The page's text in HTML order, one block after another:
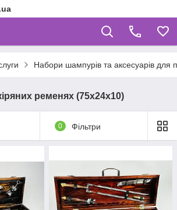
Набори шампурів та аксесуарів для
ременях (75x24x10)
0 Фільтри